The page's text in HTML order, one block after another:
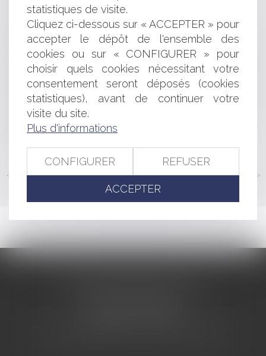
Comment réussir une transmission d'entreprise ?
Avance en compte courant d’associé
Entreprises en difficulté : quelles sont les procédures
spécifiques de sortie de la crise covid-19 ?
Contentieux disciplinaire des médecins : un praticien
ne peut pas antidater ou postdater un arrêt de travail
Recevabilité de l’action de la débitrice avant l’ouverture
de la procédure
La demande indemnitaire du saisi est-elle de la
compétence du juge de l’exécution ?
Casino arrive sur Amazon Prime
<< < ... 141 142 143 144 145 146 147 ... > >>
statistiques de visite.
Cliquez ci-dessous sur « ACCEPTER » pour
accepter le dépôt de l'ensemble des
cookies ou sur « CONFIGURER » pour
choisir quels cookies nécessitant votre
consentement seront déposés (cookies
statistiques), avant de continuer votre
visite du site.
Plus d'informations
CONFIGURER REFUSER
ACCEPTER